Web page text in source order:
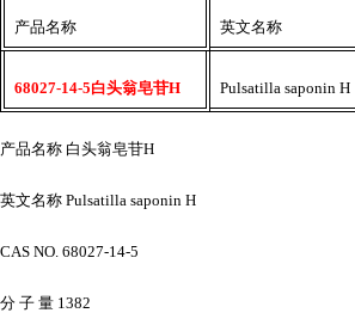
产品名称 英文名称
68027-14-5白头翁皂苷H Pulsatilla saponin H
产品名称 白头翁皂苷H
英文名称 Pulsatilla saponin H
CAS NO. 68027-14-5
分 子 量 1382